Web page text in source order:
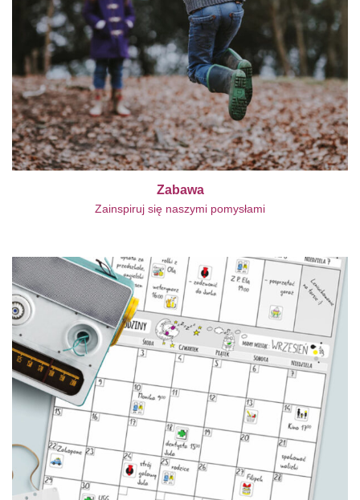
Zabawa
Zainspiruj się naszymi pomysłami